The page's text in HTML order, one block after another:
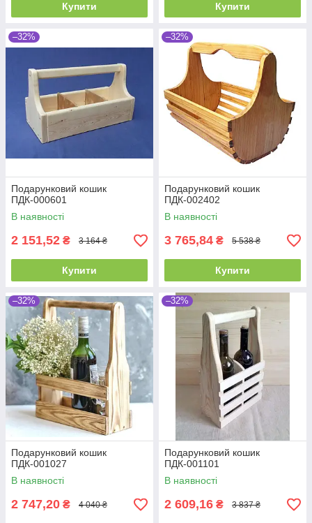
Купити Купити
–32%
Подарунковий кошик
ПДК-000601
В наявності
2 151,52 ₴ 3 164 ₴
Купити
–32%
Подарунковий кошик
ПДК-002402
В наявності
3 765,84 ₴ 5 538 ₴
Купити
–32%
Подарунковий кошик
ПДК-001027
В наявності
2 747,20 ₴ 4 040 ₴
–32%
Подарунковий кошик
ПДК-001101
В наявності
2 609,16 ₴ 3 837 ₴